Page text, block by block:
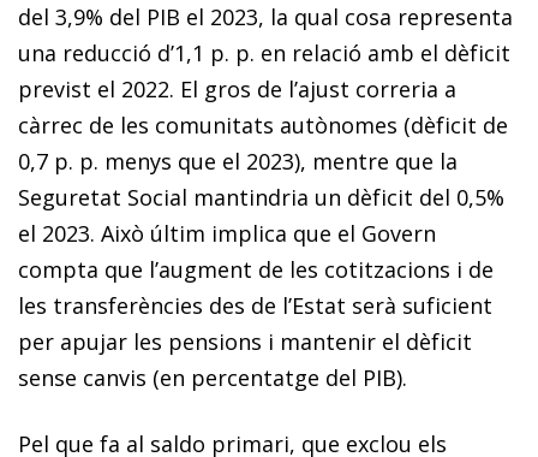
del 3,9% del PIB el 2023, la qual cosa representa
una reducció d’1,1 p. p. en relació amb el dèficit
previst el 2022. El gros de l’ajust correria a
càrrec de les comunitats autònomes (dèficit de
0,7 p. p. menys que el 2023), mentre que la
Seguretat Social mantindria un dèficit del 0,5%
el 2023. Això últim implica que el Govern
compta que l’augment de les cotitzacions i de
les transferències des de l’Estat serà suficient
per apujar les pensions i mantenir el dèficit
sense canvis (en percentatge del PIB).
Pel que fa al saldo primari, que exclou els